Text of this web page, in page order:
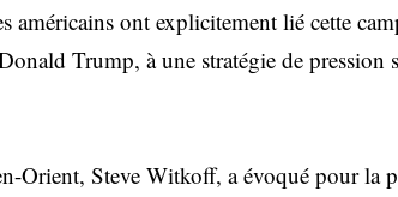
américains ont explicitement lié cette
Trump, à une stratégie de pression
Orient, Steve Witkoff, a évoqué pour la